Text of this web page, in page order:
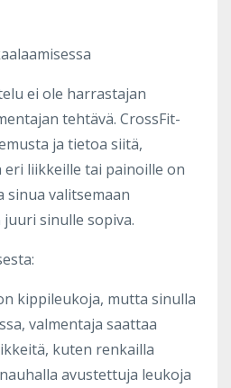
ei ole harrastajan
tehtävä. CrossFit-
ja tietoa siitä,
liikkeille tai painoille on
sinua valitsemaan
sinulle sopiva.
kippileukoja, mutta sinulla
valmentaja saattaa
kuten renkailla
avustettuja leukoja